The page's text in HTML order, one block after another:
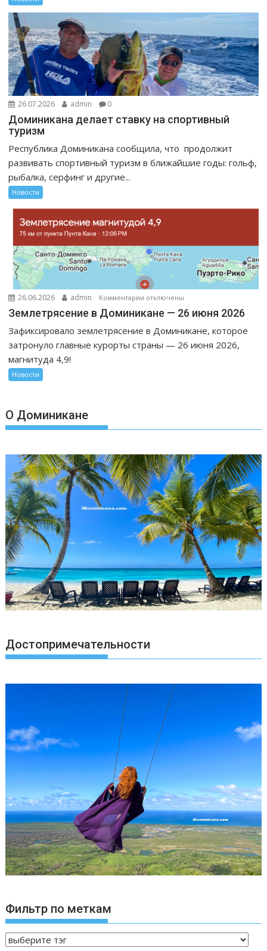
26.07.2026 admin 0
Доминикана делает ставку на спортивный
туризм
Республика Доминикана сообщила, что продолжит
развивать спортивный туризм в ближайшие годы: гольф,
рыбалка, серфинг и другие...
Новости
26.06.2026 admin Комментарии к
в
Доминикане
отключены
Землетрясение в Доминикане — 26 июня 2026
Зафиксировало землетрясение в Доминикане, которое
затронуло главные курорты страны — 26 июня 2026,
магнитуда 4,9!
Новости
О Доминикане
Достопримечательности
Фильтр по меткам